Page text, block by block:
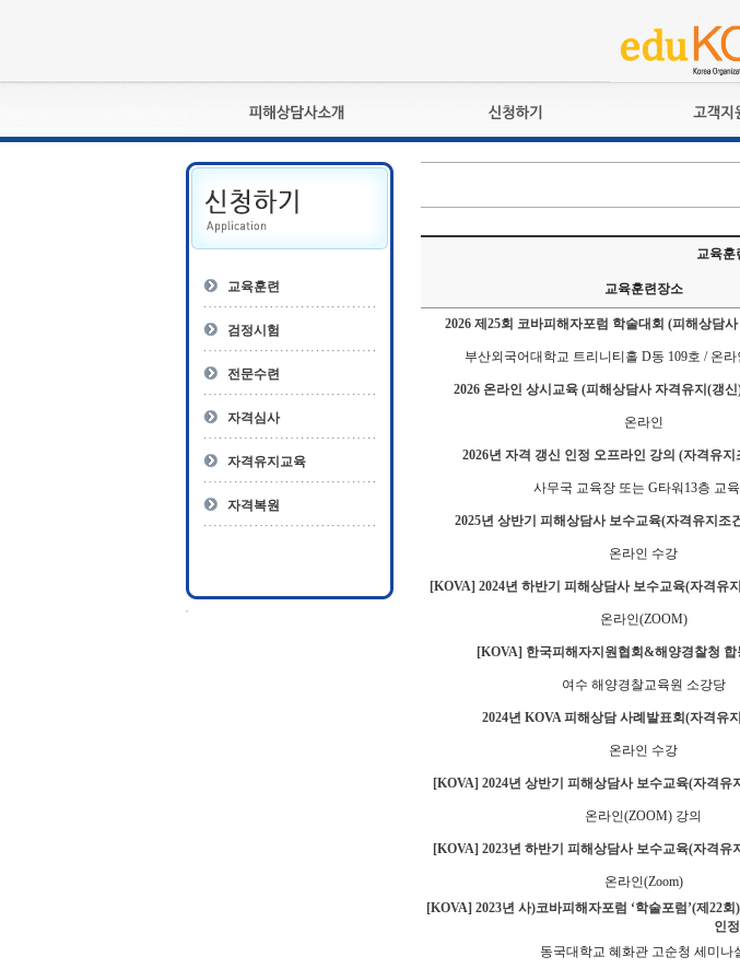
피해상담사란?
자격관리규정
상담사 자격증 확인
- 피해상담사 1급
- 전문수련감독자
- 전문수련기관
교육훈련
자격심사
공지
규정
교육훈련
검정시험
전문수련
자격심사
자격유지교육
자격복원
교육훈
교육훈련장소
2026 제25회 코바피해자포럼 학술대회 (피해상담
부산외국어대학교 트리니티홀 D동 109호 / 온라
2026 온라인 상시교육 (피해상담사 자격유지(갱
온라인
2026년 자격 갱신 인정 오프라인 강의 (자격유
사무국 교육장 또는 G타워13층 교
2025년 상반기 피해상담사 보수교육(자격유지조
온라인 수강
[KOVA] 2024년 하반기 피해상담사 보수교육(자격유
온라인(ZOOM)
[KOVA] 한국피해자지원협회&해양경찰청
여수 해양경찰교육원 소강당
2024년 KOVA 피해상담 사례발표회(자격유
온라인 수강
[KOVA] 2024년 상반기 피해상담사 보수교육(자격
온라인(ZOOM) 강의
[KOVA] 2023년 하반기 피해상담사 보수교육(자격
온라인(Zoom)
[KOVA] 2023년 사)코바피해자포럼 ‘학술포럼’(제22
인
동국대학교 혜화관 고순청 세미나